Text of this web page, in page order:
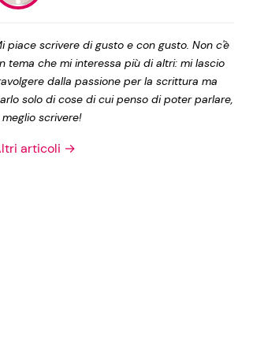
Privacy Policy
piace scrivere di gusto e con gusto. Non c'è
tema che mi interessa più di altri: mi lascio
dalla passione per la scrittura ma
solo di cose di cui penso di poter parlare,
meglio scrivere!
articoli →